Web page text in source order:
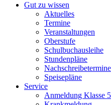
Gut zu wissen
Aktuelles
Termine
Veranstaltungen
Oberstufe
Schulbuchausleihe
Stundenpläne
Nachschreibetermine
Speisepläne
Service
Anmeldung Klasse